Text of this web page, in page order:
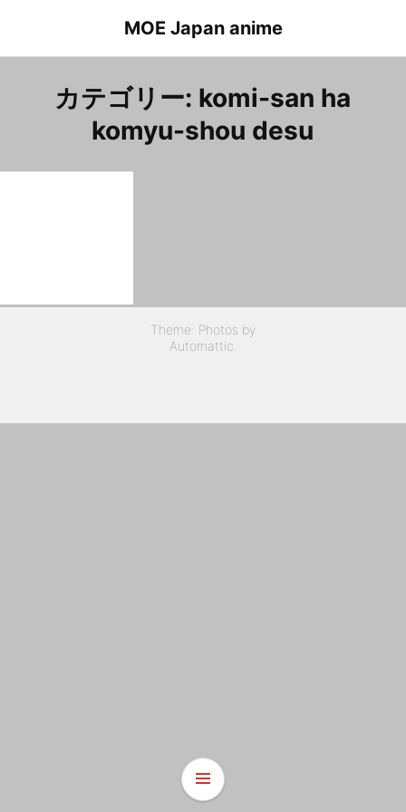
content
MOE Japan anime
カテゴリー: komi-san ha
komyu-shou desu
komi-san ha komyu-shou desu episode 1 Komi.Shouko
古見さんは、コミュ症です。 １話 古見硝子
Theme: Photos by
Automattic